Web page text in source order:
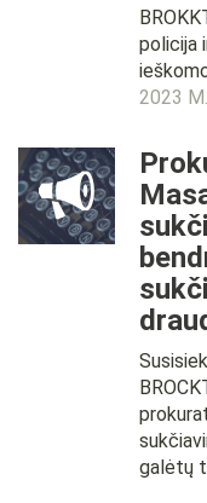
policija
2023
galėtų